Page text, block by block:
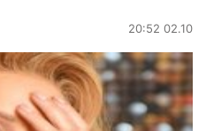
20:52 02.10